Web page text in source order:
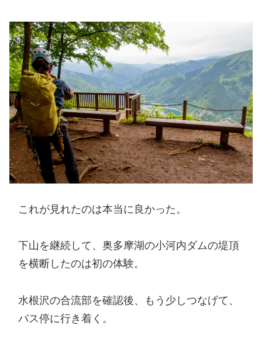
これが見れたのは本当に良かった。
下山を継続して、奥多摩湖の小河内ダムの堤頂
を横断したのは初の体験。
水根沢の合流部を確認後、もう少しつなげて、
バス停に行き着く。